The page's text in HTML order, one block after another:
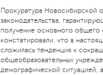
Прокуратура Новосибирской
законодательства,
получение основного общего
констатировали, что в
сложилась тенденция к
общеобразовательных
демографической